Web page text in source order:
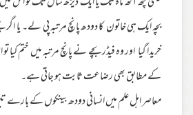
بچہ ایک ہی خاتون کا دودھ پانچ مرتبہ پی لے۔ یا
خریدا گیا اور وہ فیڈر بچے نے پانچ مرتبہ میں
کے مطابق بھی رضاعت ثابت ہو جاتی ہے۔
معاصر اہل علم میں انسانی دودھ بینکوں کے